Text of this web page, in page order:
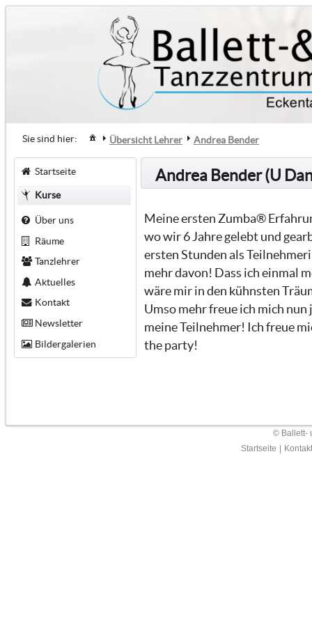
Sie sind hier: Übersicht Lehrer Andrea Bender
Startseite
Kurse
Über uns
Räume
Tanzlehrer
Aktuelles
Kontakt
Newsletter
Bildergalerien
Andrea Bender (U
Meine ersten Zumba®
wo wir 6 Jahre gelebt und
ersten Stunden als
mehr davon! Dass ich einmal
wäre mir in den kühnsten
Umso mehr freue ich mich nun
meine Teilnehmer! Ich freue
the party!
© Ballett-
Startseite
Kontakt